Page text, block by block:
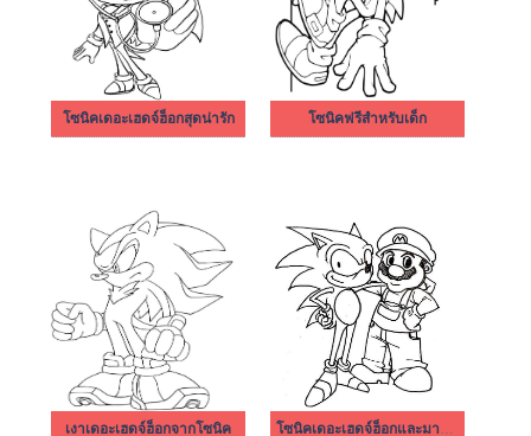
โซนิคเดอะเฮดจ์ฮ็อกสุดน่ารัก โซนิคฟรีสำหรับเด็ก
เงาเดอะเฮดจ์ฮ็อกจากโซนิค โซนิคเดอะเฮดจ์ฮ็อกและมาริโอ